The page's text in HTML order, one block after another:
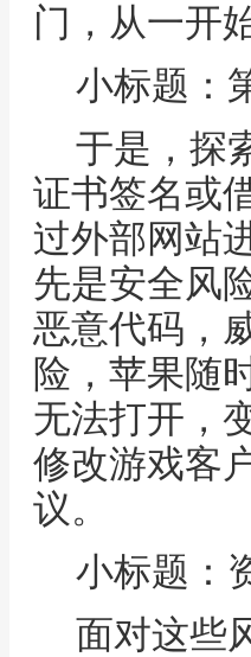
门，从一开
小标题：
于是，探
证书签名或
过外部网站
先是安全风
恶意代码，
险，苹果随
无法打开，
修改游戏客
议。
小标题：
面对这些